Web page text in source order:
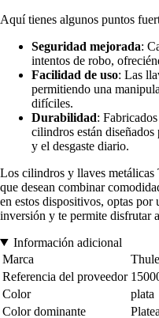
Aquí tienes algunos puntos
Seguridad mejorada:
intentos de robo,
Facilidad de uso: Las
permitiendo una
difíciles.
Durabilidad:
cilindros están
y el desgaste diario.
Los cilindros y llaves metálicas
que desean combinar
en estos dispositivos, optas
inversión y te permite disfrutar
Información adicional
Marca
Thule
Referencia del proveedor
Color
plata
Color dominante